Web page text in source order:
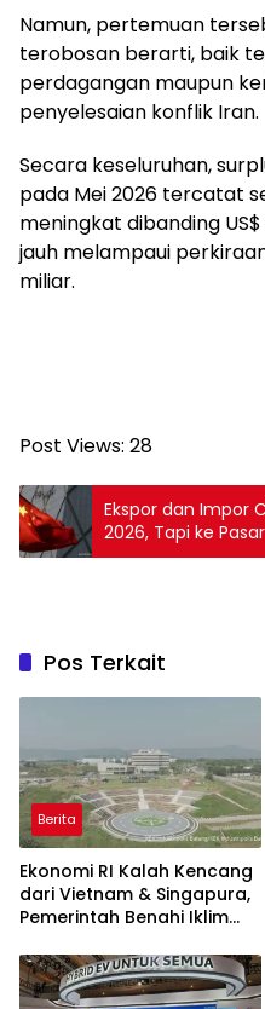
Namun, pertemuan
terobosan berarti, baik
perdagangan maupun
penyelesaian konflik Iran.
Secara keseluruhan,
pada Mei 2026 tercatat
meningkat dibanding
jauh melampaui
miliar.
Post Views: 28
Ekspor dan Impor
2026, Tapi ke
Pos Terkait
Berita
Ekonomi RI Kalah Kencang
dari Vietnam & Singapura,
Pemerintah Benahi Iklim